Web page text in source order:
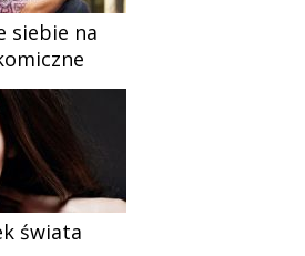
siebie na
świata